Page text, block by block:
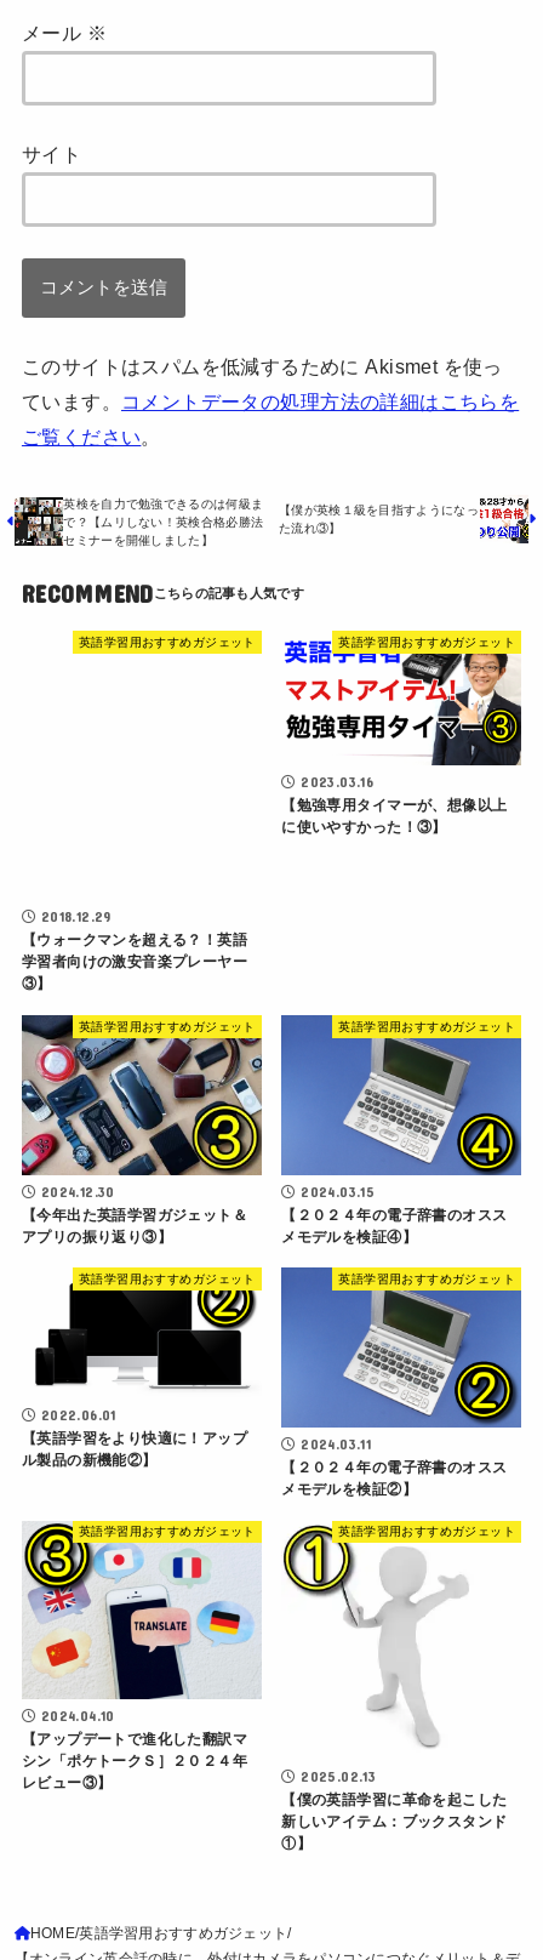
メール ※
サイト
このサイトはスパムを低減するために Akismet を使っ
ています。
コメントデータの処理方法の詳細はこちらを
ご覧ください。
英検を自力で勉強できるのは何級ま
で？【ムリしない！英検合格必勝法
セミナーを開催しました】
【僕が英検１級を目指すようになっ
た流れ③】
RECOMMEND
英語学習用おすすめガジェット
2018.12.29
【ウォークマンを超える？！英語
学習者向けの激安音楽プレーヤー
③】
英語学習用おすすめガジェット
2023.03.16
【勉強専用タイマーが、想像以上
に使いやすかった！③】
英語学習用おすすめガジェット
2024.12.30
【今年出た英語学習ガジェット＆
アプリの振り返り③】
英語学習用おすすめガジェット
2024.03.15
【２０２４年の電子辞書のオスス
メモデルを検証④】
英語学習用おすすめガジェット
2022.06.01
【英語学習をより快適に！アップ
ル製品の新機能②】
英語学習用おすすめガジェット
2024.03.11
【２０２４年の電子辞書のオスス
メモデルを検証②】
英語学習用おすすめガジェット
2024.04.10
【アップデートで進化した翻訳マ
シン「ポケトークＳ］２０２４年
レビュー③】
英語学習用おすすめガジェット
2025.02.13
【僕の英語学習に革命を起こした
新しいアイテム：ブックスタンド
①】
HOME 英語学習用おすすめガジェット